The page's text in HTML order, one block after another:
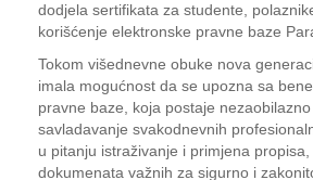
dodjela sertifikata za studente,
korišćenje elektronske pravne baze
Tokom višednevne obuke nova
imala mogućnost da se upozna sa
pravne baze, koja postaje
savladavanje svakodnevnih
u pitanju istraživanje i primjena
dokumenata važnih za sigurno i